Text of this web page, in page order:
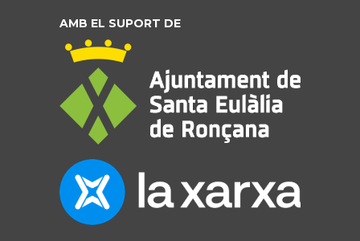
AMB EL SUPORT DE